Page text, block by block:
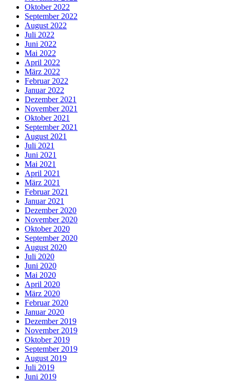
Oktober 2022
September 2022
August 2022
Juli 2022
Juni 2022
Mai 2022
April 2022
März 2022
Februar 2022
Januar 2022
Dezember 2021
November 2021
Oktober 2021
September 2021
August 2021
Juli 2021
Juni 2021
Mai 2021
April 2021
März 2021
Februar 2021
Januar 2021
Dezember 2020
November 2020
Oktober 2020
September 2020
August 2020
Juli 2020
Juni 2020
Mai 2020
April 2020
März 2020
Februar 2020
Januar 2020
Dezember 2019
November 2019
Oktober 2019
September 2019
August 2019
Juli 2019
Juni 2019